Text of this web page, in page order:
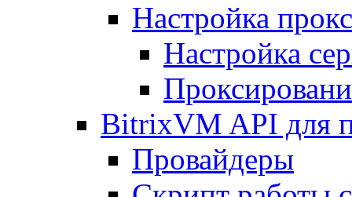
Настройка
Настройка
BitrixVM API для
Провайдеры